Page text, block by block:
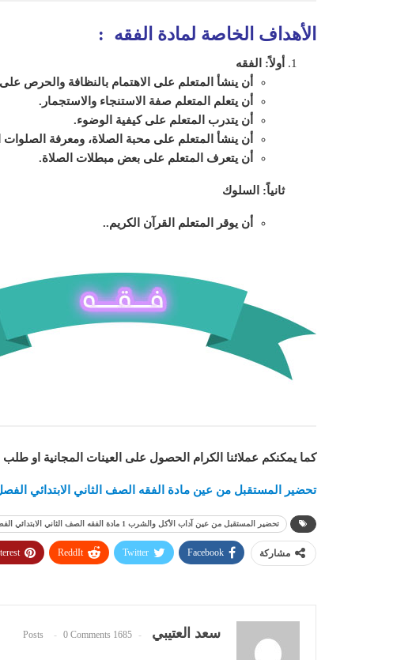
الأهداف الخاصة لمادة الفقه :
أولاً: الفقه
أن ينشأ المتعلم على الاهتمام بالنظافة والحرص
أن يتعلم المتعلم صفة الاستنجاء والاستجمار.
أن يتدرب المتعلم على كيفية الوضوء.
أن ينشأ المتعلم على محبة الصلاة، ومعرفة
أن يتعرف المتعلم على بعض مبطلات الصلاة.
ثانياً: السلوك
أن يوقر المتعلم القرآن الكريم..
كما يمكنكم عملائنا الكرام الحصول على العينات المجانية او
تحضير المستقبل من عين مادة الفقه الصف الثاني الابتدائي الفصل
تحضير المستقبل من عين آداب الأكل والشرب 1 مادة الفقه الصف الثاني الابتدائي الفصل الدراسي الأول 1442 هـ
مشاركة Facebook
Twitter
ReddIt
سعد العتيبي 1685 Posts
0 Comments